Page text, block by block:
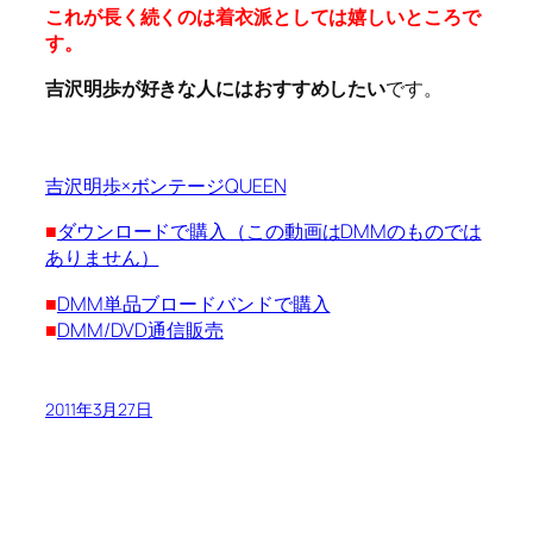
これが長く続くのは着衣派としては嬉しいところで
す。
吉沢明歩が好きな人にはおすすめしたいです。
吉沢明歩×ボンテージQUEEN
■ダウンロードで購入（この動画はDMMのものでは
ありません）
■DMM単品ブロードバンドで購入
■DMM/DVD通信販売
2011年3月27日